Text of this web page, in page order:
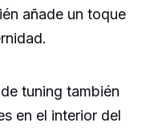
añade un toque
tuning también
en el interior del